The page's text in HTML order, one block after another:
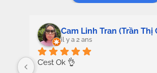
il y a 2 ans
C’est Ok 👌